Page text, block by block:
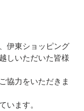
伊東ショッピング
しいただいた皆様
協力をいただきま
います。